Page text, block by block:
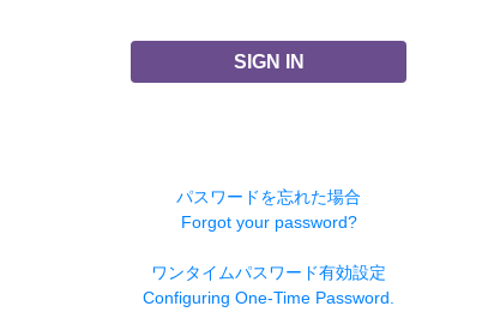
SIGN IN
パスワードを忘れた場合
Forgot your password?
ワンタイムパスワード有効設定
Configuring One-Time Password.